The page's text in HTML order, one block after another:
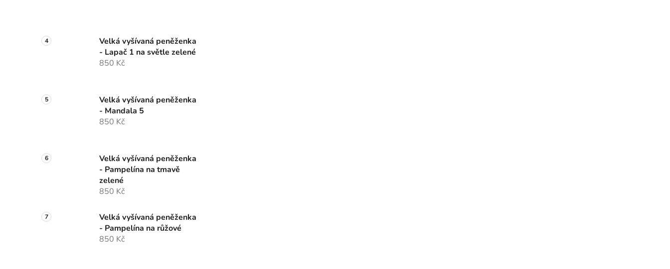
Velká vyšívaná peněženka
- Lapač 1 na světle zelené
850 Kč
Velká vyšívaná peněženka
- Mandala 5
850 Kč
Velká vyšívaná peněženka
- Pampelína na tmavě
zelené
850 Kč
Velká vyšívaná peněženka
- Pampelína na růžové
850 Kč